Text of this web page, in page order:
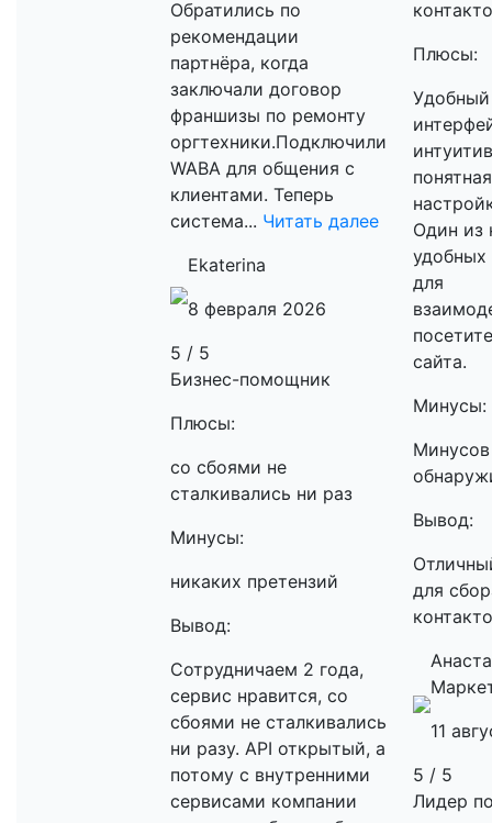
Обратились по
рекомендации
партнёра, когда
заключали договор
франшизы по ремонту
оргтехники.Подключили
WABA для общения с
клиентами. Теперь
система... Читать далее
Ekaterina
8 февраля 2026
5 / 5
Бизнес-помощник
Плюсы:
со сбоями не
сталкивались ни раз
Минусы:
никаких претензий
Вывод:
Сотрудничаем 2 года,
сервис нравится, со
сбоями не сталкивались
ни разу. API открытый, а
потому с внутренними
сервисами компании
Плюсы:
Удобный
понятная
Один из
удобных
для
сайта.
Минусы:
Вывод:
для
11
5 / 5
Лидер